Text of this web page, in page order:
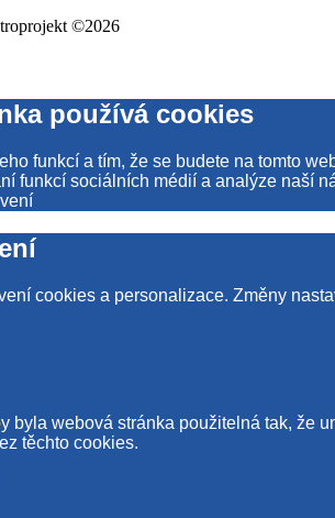
©2026
používá cookies
funkcí a tím, že se budete na tomto
funkcí sociálních médií a analýze naší
cookies a personalizace. Změny
byla webová stránka použitelná tak, že
těchto cookies.